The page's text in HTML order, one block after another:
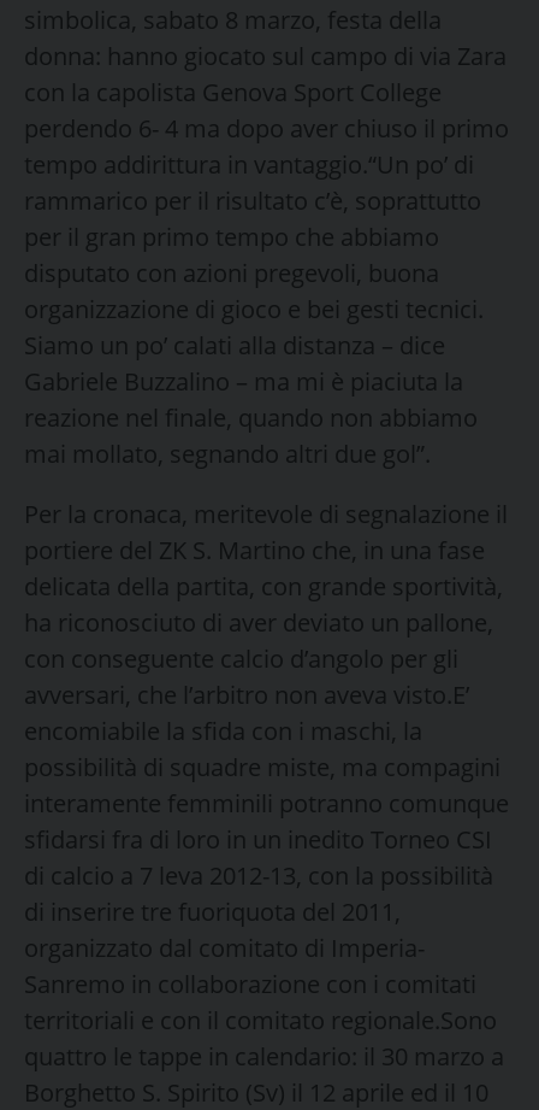
simbolica, sabato 8 marzo, festa della
donna: hanno giocato sul campo di via Zara
con la capolista Genova Sport College
perdendo 6- 4 ma dopo aver chiuso il primo
tempo addirittura in vantaggio.“Un po’ di
rammarico per il risultato c’è, soprattutto
per il gran primo tempo che abbiamo
disputato con azioni pregevoli, buona
organizzazione di gioco e bei gesti tecnici.
Siamo un po’ calati alla distanza – dice
Gabriele Buzzalino – ma mi è piaciuta la
reazione nel finale, quando non abbiamo
mai mollato, segnando altri due gol”.
Per la cronaca, meritevole di segnalazione il
portiere del ZK S. Martino che, in una fase
delicata della partita, con grande sportività,
ha riconosciuto di aver deviato un pallone,
con conseguente calcio d’angolo per gli
avversari, che l’arbitro non aveva visto.E’
encomiabile la sfida con i maschi, la
possibilità di squadre miste, ma compagini
interamente femminili potranno comunque
sfidarsi fra di loro in un inedito Torneo CSI
di calcio a 7 leva 2012-13, con la possibilità
di inserire tre fuoriquota del 2011,
organizzato dal comitato di Imperia-
Sanremo in collaborazione con i comitati
territoriali e con il comitato regionale.Sono
quattro le tappe in calendario: il 30 marzo a
Borghetto S. Spirito (Sv) il 12 aprile ed il 10